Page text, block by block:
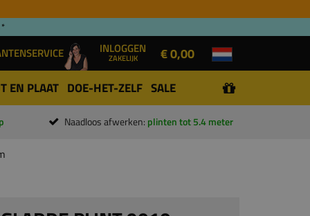
INLOGGEN
ZAKELIJK € 0,00
EN PLAAT DOE-HET-ZELF SALE
Naadloos afwerken: plinten tot 5.4 meter